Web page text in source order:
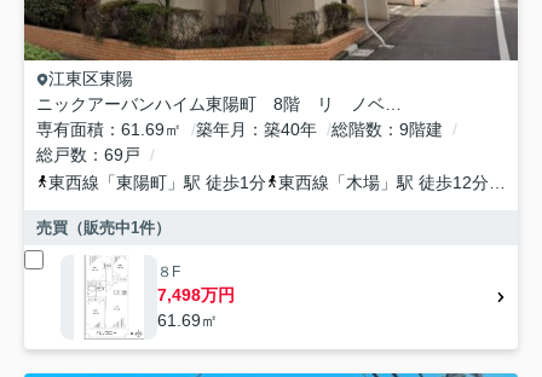
江東区東陽
ニックアーバンハイム東陽町 8階 リ ノベーション
専有面積
61.69㎡ 築年月 築40年 総階数
9階建
総戸数
69戸
東西線 「東陽町 」駅 徒歩1分 東西線 「木場 」駅 徒歩12分 東西
売買（販売中1件）
８F
7,498万円
61.69㎡